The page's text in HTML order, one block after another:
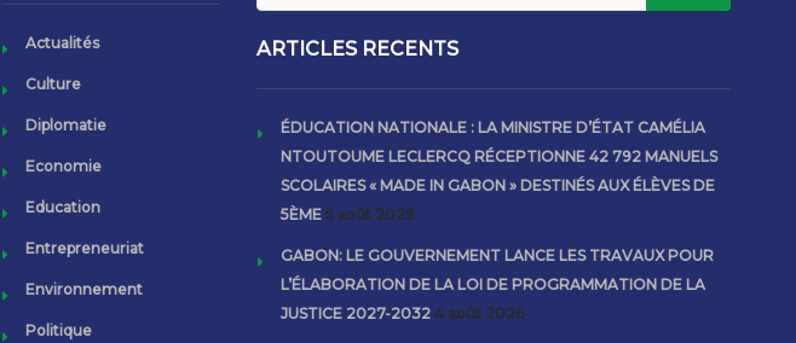
Actualités
Culture
Diplomatie
Economie
Education
Entrepreneuriat
Environnement
Politique
ARTICLES RECENTS
ÉDUCATION NATIONALE : LA MINISTRE D’ÉTAT CAMÉLIA
NTOUTOUME LECLERCQ RÉCEPTIONNE 42 792 MANUELS
SCOLAIRES « MADE IN GABON » DESTINÉS AUX ÉLÈVES DE
5ÈME 5 août 2026
GABON: LE GOUVERNEMENT LANCE LES TRAVAUX POUR
L’ÉLABORATION DE LA LOI DE PROGRAMMATION DE LA
JUSTICE 2027-2032 4 août 2026